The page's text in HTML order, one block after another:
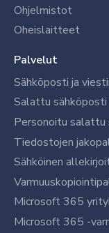
Ohjelmistot
Oheislaitteet
Palvelut
Sähköposti ja
Salattu sähköposti
Personoitu salattu
Tiedostojen
Sähköinen
Microsoft 365
Microsoft 365 -